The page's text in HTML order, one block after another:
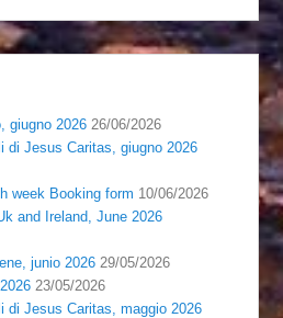
giugno 2026 26/06/2026
di Jesus Caritas, giugno 2026
week Booking form 10/06/2026
and Ireland, June 2026
junio 2026 29/05/2026
23/05/2026
di Jesus Caritas, maggio 2026